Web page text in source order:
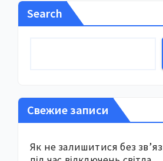
Search
Свежие записи
Як не залишитися без